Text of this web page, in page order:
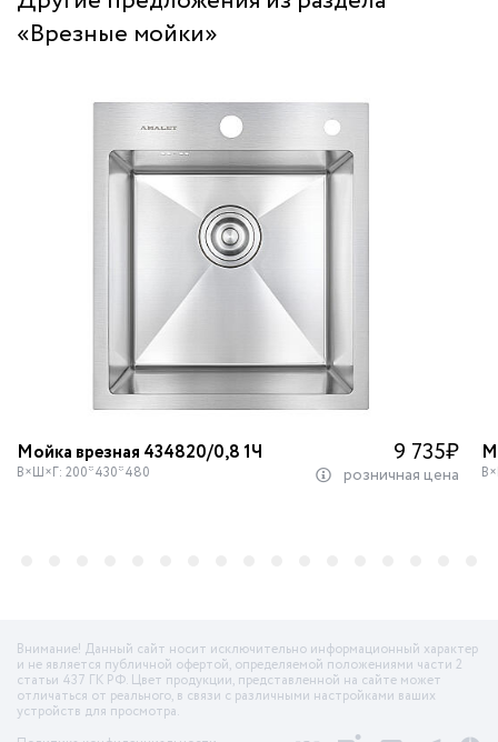
«Врезные мойки»
Мойка врезная 434820/0,8 1Ч 9 735₽
В×Ш×Г: 200*430*480 розничная цена
Внимание! Данный сайт носит исключительно информационный характер
и не является публичной офертой, определяемой положениями части 2
статьи 437 ГК РФ. Цвет продукции, представленной на сайте может
отличаться от реального, в связи с различными настройками ваших
устройств для просмотра.